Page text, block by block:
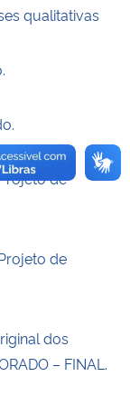
qualitativas
de
de
dos
– FINAL.